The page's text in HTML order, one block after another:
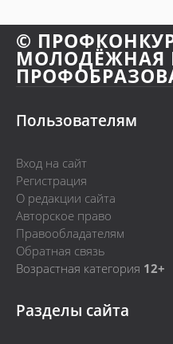
©
МОЛОДЁЖНАЯ
Пользователям
Вход на сайт
Регистрация
О редакции сайта
Авторское право
Правообладателям
Обратная связь
Возрастная категория 12+
Разделы сайта